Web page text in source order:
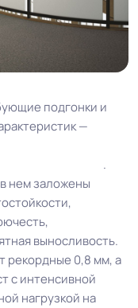
подгонки и
—
.
нем заложены
выносливость.
рекордные 0,8 мм, а
с интенсивной
нагрузкой на